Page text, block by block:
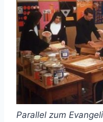
Parallel zum